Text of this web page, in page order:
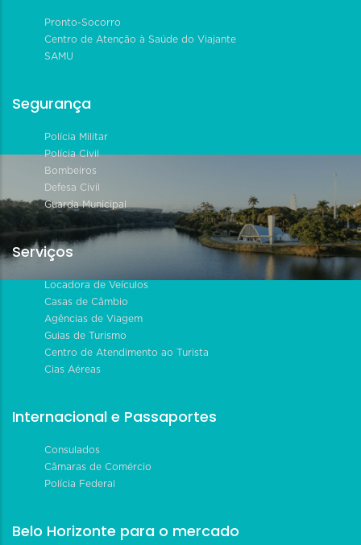
Pronto-Socorro
Centro de Atenção à Saúde do Viajante
SAMU
Segurança
Polícia Militar
Polícia Civil
Bombeiros
Defesa Civil
Guarda Municipal
Serviços
Locadora de Veículos
Casas de Câmbio
Agências de Viagem
Guias de Turismo
Centro de Atendimento ao Turista
Cias Aéreas
Internacional e Passaportes
Consulados
Câmaras de Comércio
Polícia Federal
Belo Horizonte para o mercado